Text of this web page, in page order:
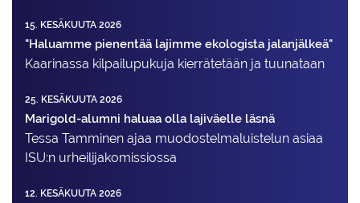
15. KESÄKUUTA 2026
"Haluamme pienentää lajimme ekologista jalanjälkeä"
Kaarinassa kilpailupukuja kierrätetään ja tuunataan
25. KESÄKUUTA 2026
Marigold-alumni haluaa olla lajiväelle läsnä
Tessa Tamminen ajaa muodostelma­luistelun asiaa
ISU:n urheilija­komissiossa
12. KESÄKUUTA 2026